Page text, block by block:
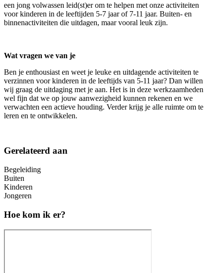
een jong volwassen leid(st)er om te helpen met onze activiteiten
voor kinderen in de leeftijden 5-7 jaar of 7-11 jaar. Buiten- en
binnenactiviteiten die uitdagen, maar vooral leuk zijn.
Wat vragen we van je
Ben je enthousiast en weet je leuke en uitdagende activiteiten te
verzinnen voor kinderen in de leeftijds van 5-11 jaar? Dan willen
wij graag de uitdaging met je aan. Het is in deze werkzaamheden
wel fijn dat we op jouw aanwezigheid kunnen rekenen en we
verwachten een actieve houding. Verder krijg je alle ruimte om te
leren en te ontwikkelen.
Gerelateerd aan
Begeleiding
Buiten
Kinderen
Jongeren
Hoe kom ik er?